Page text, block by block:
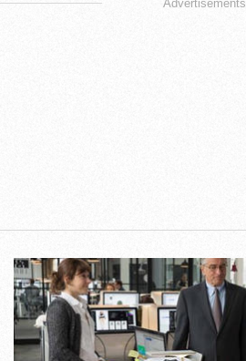
Advertisements